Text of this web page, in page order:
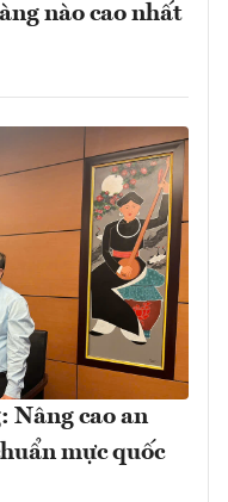
nào cao nhất
Nâng cao an
mực quốc